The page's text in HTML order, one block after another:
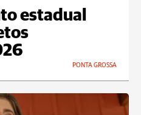
estadual
PONTA GROSSA